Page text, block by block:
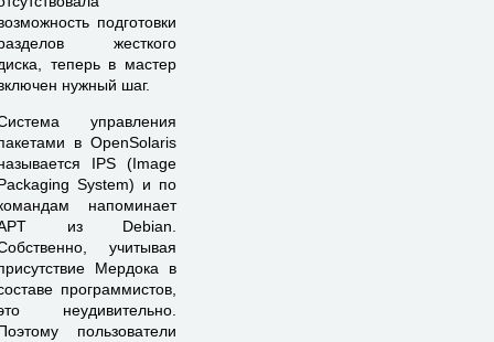
подготовки
жесткого
теперь в мастер
нужный шаг.
управления
в OpenSolaris
IPS (Image
System) и по
напоминает
из Debian.
учитывая
Мердока в
программистов,
неудивительно.
пользователи